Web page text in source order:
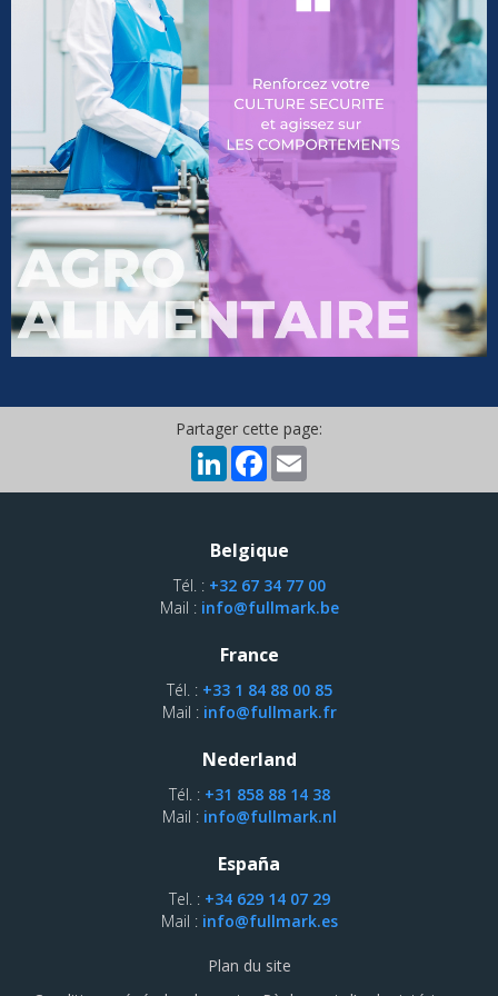
Partager cette page:
LinkedInFacebook
Belgique
Tél. : +32 67 34 77 00
Mail : info@fullmark.be
France
Tél. : +33 1 84 88 00 85
Mail : info@fullmark.fr
Nederland
Tél. : +31 858 88 14 38
Mail : info@fullmark.nl
España
Tel. : +34 629 14 07 29
Mail : info@fullmark.es
Plan du site